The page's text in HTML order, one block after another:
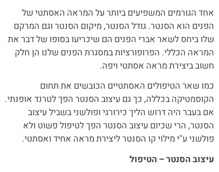
אחד הגורמים המשפיעים ביותר על המראה האסתטי של
הפנים הוא הסנטר. גודל הסנטר, מיקום הסנטר וגם המרקם
שלו ביחס לשאר אברי הפנים הם שיכריעו בסופו של דבר את
המראה הכללי. הפרופורציות במסגרת הפנים שלנו הן חלק
חשוב ביצירת מראה אסתטי ויפה.
כמו שאר הטיפולים האסתטיים הכובשים את תחום
הקוסמטיקה בכללה, כך גם עיצוב הסנטר הפך לטרנד אופנתי.
אם בעבר היה דרוש הליך כירורגי ופולשני בשביל עיצוב
הסנטר, הרי שכיום עיצוב הסנטר הפך לטיפול פשוט ולא
פולשני ע"י מילוי קו הסנטר ליצירת מראה אחיד ואסתטי.
עיצוב הסנטר – הטיפול